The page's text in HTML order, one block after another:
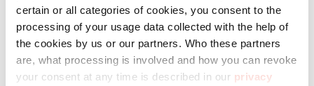
certain or all categories of cookies, you consent to the
processing of your usage data collected with the help of
the cookies by us or our partners. Who these partners
are, what processing is involved and how you can revoke
your consent at any time is described in our privacy
Friendly Captcha
Zapisz się do newslettera